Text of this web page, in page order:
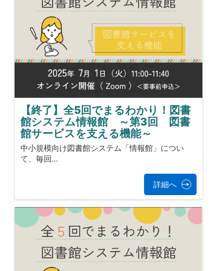
【終了】全5回でまるわかり！図書
館システム情報館 ～第3回 図書
館サービスを支える機能～
中小規模向け図書館システム「情報館」につい
て、毎回…
詳細へ